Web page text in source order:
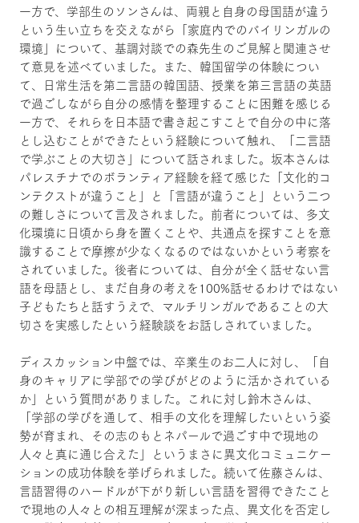
一方で、学部生のソンさんは、両親と自身の母国語が違う
という生い立ちを交えながら「家庭内でのバイリンガルの
環境」について、基調対談での森先生のご見解と関連させ
て意見を述べていました。また、韓国留学の体験につい
て、日常生活を第二言語の韓国語、授業を第三言語の英語
で過ごしながら自分の感情を整理することに困難を感じる
一方で、それらを日本語で書き起こすことで自分の中に落
とし込むことができたという経験について触れ、「二言語
で学ぶことの大切さ」について話されました。坂本さんは
パレスチナでのボランティア経験を経て感じた「文化的コ
ンテクストが違うこと」と「言語が違うこと」という二つ
の難しさについて言及されました。前者については、多文
化環境に日頃から身を置くことや、共通点を探すことを意
識することで摩擦が少なくなるのではないかという考察を
されていました。後者については、自分が全く話せない言
語を母語とし、まだ自身の考えを100%話せるわけではない
子どもたちと話すうえで、マルチリンガルであることの大
切さを実感したという経験談をお話しされていました。
ディスカッション中盤では、卒業生のお二人に対し、「自
身のキャリアに学部での学びがどのように活かされている
か」という質問がありました。これに対し鈴木さんは、
「学部の学びを通して、相手の文化を理解したいという姿
勢が育まれ、その志のもとネパールで過ごす中で現地の
人々と真に通じ合えた」というまさに異文化コミュニケー
ションの成功体験を挙げられました。続いて佐藤さんは、
言語習得のハードルが下がり新しい言語を習得できたこと
で現地の人々との相互理解が深まった点、異文化を否定し